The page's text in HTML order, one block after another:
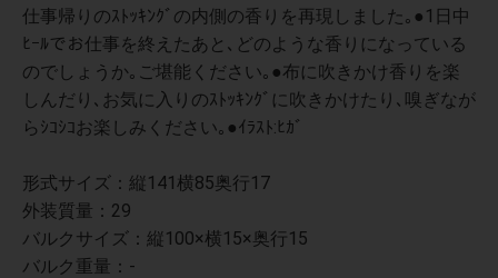
仕事帰りのｽﾄｯｷﾝｸﾞの内側の香りを再現しました｡●1日中
ﾋｰﾙでお仕事を終えたあと､どのような香りになっている
のでしょうか｡ご堪能ください｡●布に吹きかけ香りを楽
しんだり､お気に入りのｽﾄｯｷﾝｸﾞに吹きかけたり､嗅ぎなが
らｼｺｼｺお楽しみください｡●ｲﾗｽﾄ:ﾋｶﾞ
形式サイズ：縦141横85奥行17
外装質量：29
バルクサイズ：縦100×横15×奥行15
バルク重量：-